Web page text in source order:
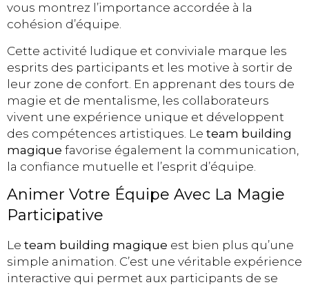
vous montrez l’importance accordée à la
cohésion d’équipe.
Cette activité ludique et conviviale marque les
esprits des participants et les motive à sortir de
leur zone de confort. En apprenant des tours de
magie et de mentalisme, les collaborateurs
vivent une expérience unique et développent
des compétences artistiques. Le team building
magique favorise également la communication,
la confiance mutuelle et l’esprit d’équipe.
Animer Votre Équipe Avec La Magie
Participative
Le team building magique est bien plus qu’une
simple animation. C’est une véritable expérience
interactive qui permet aux participants de se